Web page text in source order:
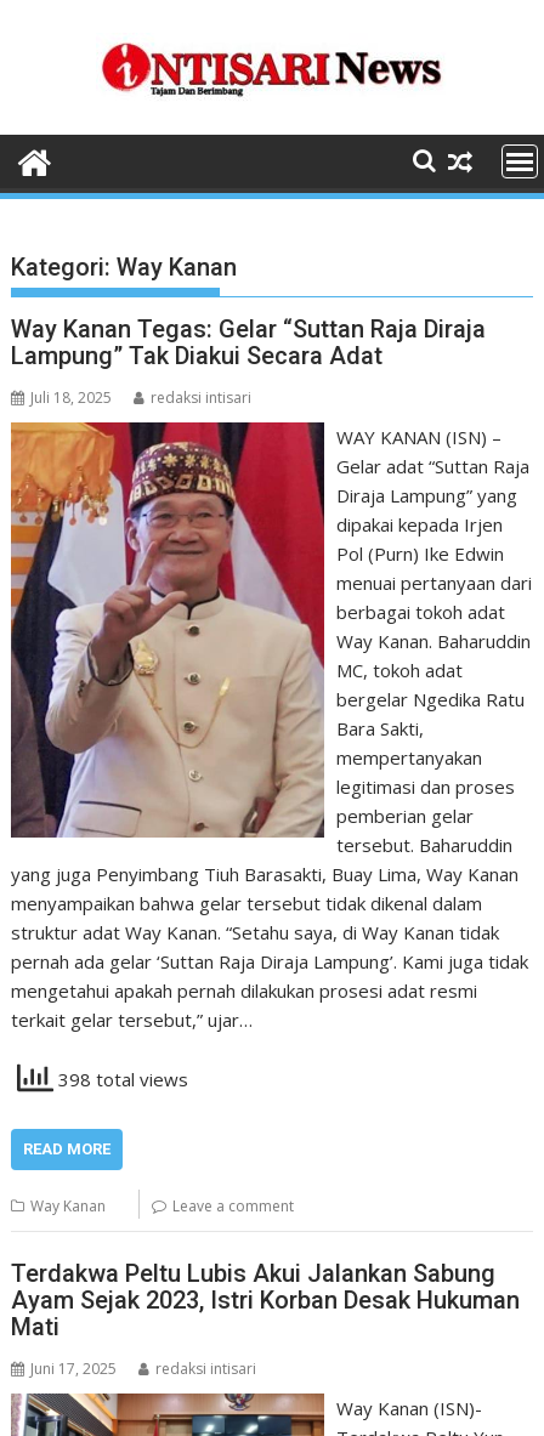
Kategori:Way Kanan
Way Kanan Tegas: Gelar “Suttan Raja Diraja
Lampung” Tak Diakui Secara Adat
Juli 18, 2025 redaksi intisari
WAY KANAN (ISN) –
Gelar adat “Suttan Raja
Diraja Lampung” yang
dipakai kepada Irjen
Pol (Purn) Ike Edwin
menuai pertanyaan dari
berbagai tokoh adat
Way Kanan. Baharuddin
MC, tokoh adat
bergelar Ngedika Ratu
Bara Sakti,
mempertanyakan
legitimasi dan proses
pemberian gelar
tersebut. Baharuddin
yang juga Penyimbang Tiuh Barasakti, Buay Lima, Way Kanan
menyampaikan bahwa gelar tersebut tidak dikenal dalam
struktur adat Way Kanan. “Setahu saya, di Way Kanan tidak
pernah ada gelar ‘Suttan Raja Diraja Lampung’. Kami juga tidak
mengetahui apakah pernah dilakukan prosesi adat resmi
terkait gelar tersebut,” ujar…
398 total views
READ MORE
Way Kanan Leave a comment
Terdakwa Peltu Lubis Akui Jalankan Sabung
Ayam Sejak 2023, Istri Korban Desak Hukuman
Mati
Juni 17, 2025 redaksi intisari
Way Kanan (ISN)-